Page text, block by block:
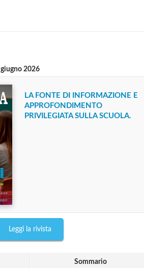
giugno 2026
LA FONTE DI INFORMAZIONE E
APPROFONDIMENTO
PRIVILEGIATA SULLA SCUOLA.
Leggi la rivista
Sommario